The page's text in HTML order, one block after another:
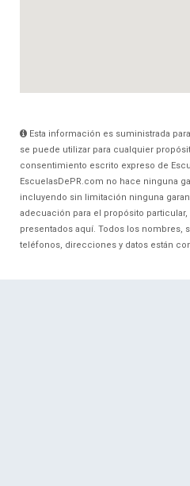
Esta información es suministrada
se puede utilizar para cualquier
consentimiento escrito expreso de
EscuelasDePR.com no hace ninguna
incluyendo sin limitación ninguna
adecuación para el propósito
presentados aquí. Todos los nombres,
teléfonos, direcciones y datos están